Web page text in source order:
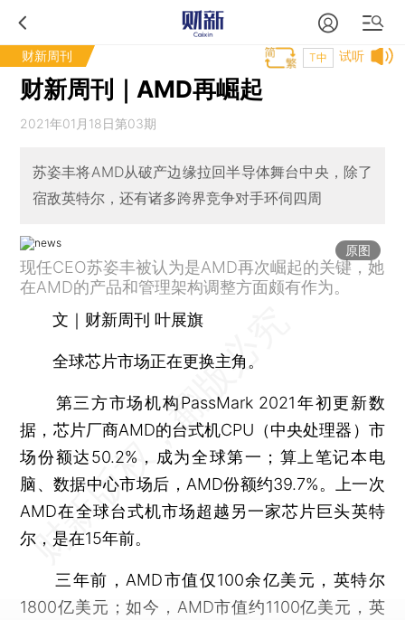
财新周刊 试听
T中
财新周刊｜AMD再崛起
2021年01月18日第03期
苏姿丰将AMD从破产边缘拉回半导体舞台中央，除了
宿敌英特尔，还有诸多跨界竞争对手环伺四周
原图
现任CEO苏姿丰被认为是AMD再次崛起的关键，她
在AMD的产品和管理架构调整方面颇有作为。
文｜财新周刊 叶展旗
全球芯片市场正在更换主角。
第三方市场机构PassMark 2021年初更新数
据，芯片厂商AMD的台式机CPU（中央处理器）市
场份额达50.2%，成为全球第一；算上笔记本电
脑、数据中心市场后，AMD份额约39.7%。上一次
AMD在全球台式机市场超越另一家芯片巨头英特
尔，是在15年前。
三年前，AMD市值仅100余亿美元，英特尔
1800亿美元；如今，AMD市值约1100亿美元，英